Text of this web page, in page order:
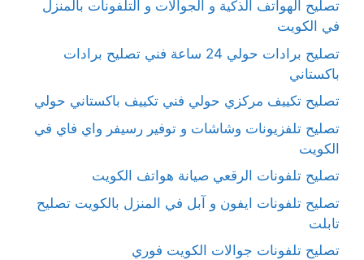
تصليح الهواتف الذكية و الجوالات و التلفونات بالمنزل
في الكويت
تصليح برادات حولي 24 ساعة فني تصليح برادات
باكستاني
تصليح تكييف مركزي حولي فني تكييف باكستاني حولي
تصليح تلفزيونات وشاشات و توفير رسيفر واي فاي في
الكويت
تصليح تلفونات الرقعي صيانة هواتف الكويت
تصليح تلفونات ايفون و آبل في المنزل بالكويت تصليح
تابلت
تصليح تلفونات جوالات الكويت فوري